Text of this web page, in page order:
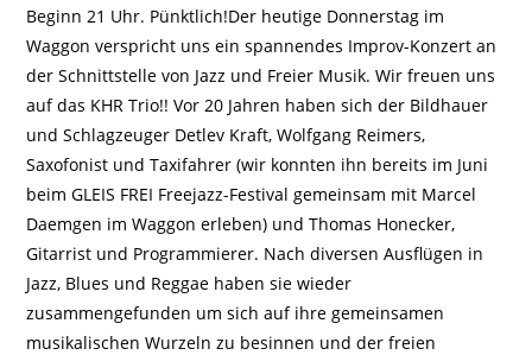
Beginn 21 Uhr. Pünktlich!Der heutige Donnerstag im
Waggon verspricht uns ein spannendes Improv-Konzert an
der Schnittstelle von Jazz und Freier Musik. Wir freuen uns
auf das KHR Trio!! Vor 20 Jahren haben sich der Bildhauer
und Schlagzeuger Detlev Kraft, Wolfgang Reimers,
Saxofonist und Taxifahrer (wir konnten ihn bereits im Juni
beim GLEIS FREI Freejazz-Festival gemeinsam mit Marcel
Daemgen im Waggon erleben) und Thomas Honecker,
Gitarrist und Programmierer. Nach diversen Ausflügen in
Jazz, Blues und Reggae haben sie wieder
zusammengefunden um sich auf ihre gemeinsamen
musikalischen Wurzeln zu besinnen und der freien